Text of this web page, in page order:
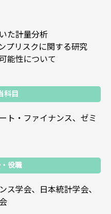
た計量分析
プリスクに関する研究
能性について
科目
ト・ファイナンス、ゼミ
役職
ス学会、日本統計学会、